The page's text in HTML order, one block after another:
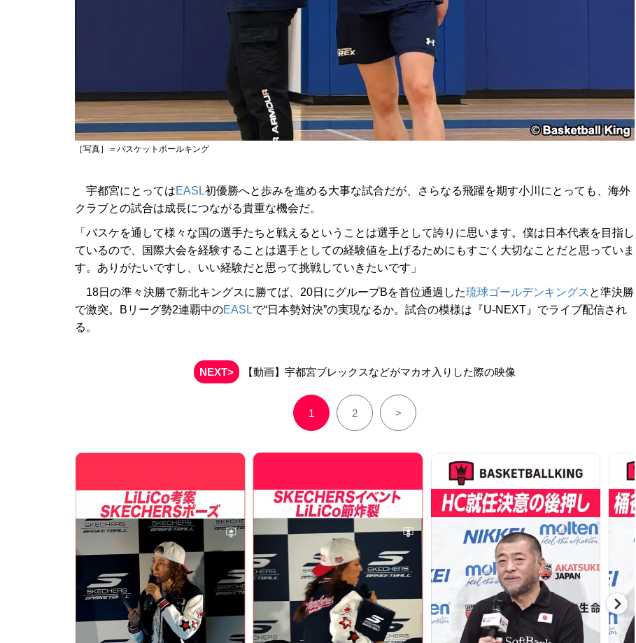
［写真］＝バスケットボールキング
宇都宮にとってはEASL初優勝へと歩みを進める大事な試合だが、さらなる飛躍を期す小川にとっても、海外
クラブとの試合は成長につながる貴重な機会だ。
「バスケを通して様々な国の選手たちと戦えるということは選手として誇りに思います。僕は日本代表を目指し
ているので、国際大会を経験することは選手としての経験値を上げるためにもすごく大切なことだと思っていま
す。ありがたいですし、いい経験だと思って挑戦していきたいです」
18日の準々決勝で新北キングスに勝てば、20日にグループBを首位通過した琉球ゴールデンキングス と準決勝
で激突。Bリーグ勢2連覇中のEASLで“日本勢対決”の実現なるか。試合の模様は『U-NEXT』でライブ配信され
る。
NEXT> 【動画】宇都宮ブレックスなどがマカオ入りした際の映像
1 2 >